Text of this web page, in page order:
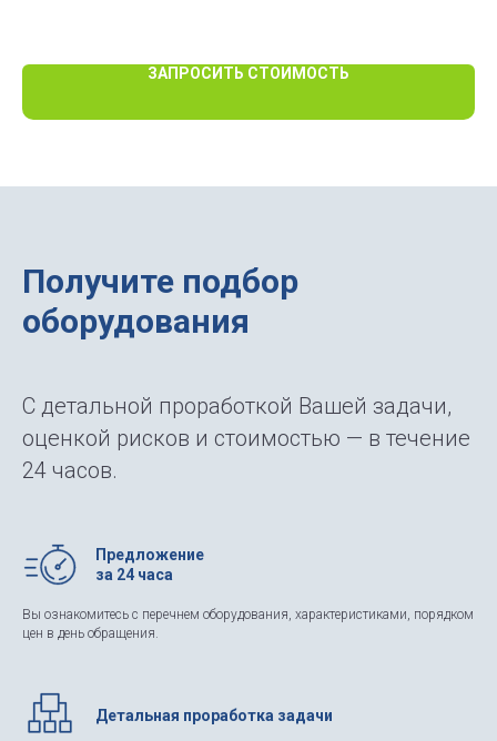
ЗАПРОСИТЬ СТОИМОСТЬ
Получите подбор
оборудования
С детальной проработкой Вашей задачи,
оценкой рисков и стоимостью — в течение
24 часов.
Предложение
за 24 часа
Вы ознакомитесь с перечнем оборудования, характеристиками, порядком
цен в день обращения.
Детальная проработка задачи